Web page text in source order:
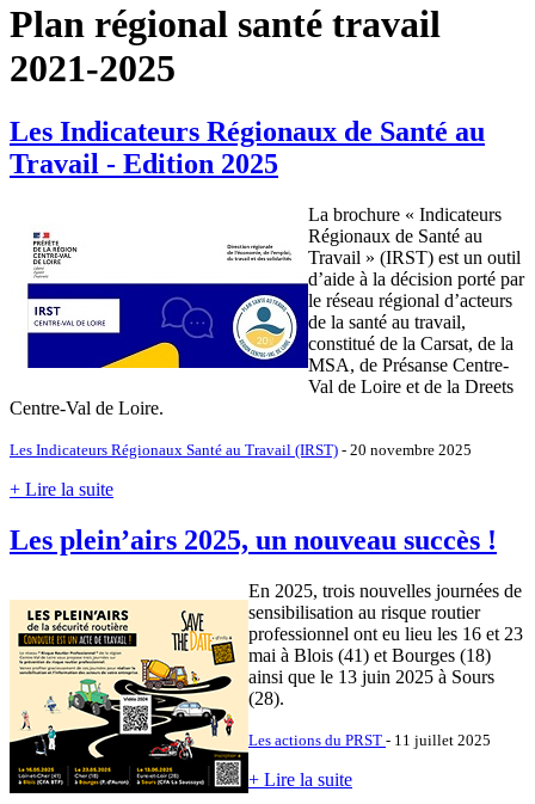
Plan régional santé travail
2021-2025
Les Indicateurs Régionaux de Santé au
Travail - Edition 2025
La brochure « Indicateurs
Régionaux de Santé au
Travail » (IRST) est un outil
d’aide à la décision porté par
le réseau régional d’acteurs
de la santé au travail,
constitué de la Carsat, de la
MSA, de Présanse Centre-
Val de Loire et de la Dreets
Centre-Val de Loire.
Les Indicateurs Régionaux Santé au Travail (IRST) - 20 novembre 2025
+ Lire la suite
Les plein’airs 2025, un nouveau succès !
En 2025, trois nouvelles journées de
sensibilisation au risque routier
professionnel ont eu lieu les 16 et 23
mai à Blois (41) et Bourges (18)
ainsi que le 13 juin 2025 à Sours
(28).
Les actions du PRST - 11 juillet 2025
+ Lire la suite